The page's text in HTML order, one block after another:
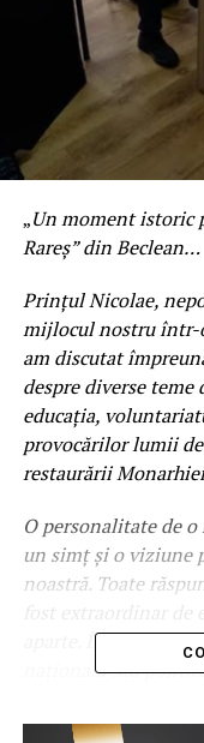
„Un moment istoric
Rareș” din Beclean…
Prințul Nicolae,
mijlocul nostru într-
am discutat
despre diverse
educația,
provocărilor lumii
restaurării
O personalitate de o
un simț și o viziune
noastră. Toate
aparte. Îndrăznesc
naționala sau
renaște într-o nouă